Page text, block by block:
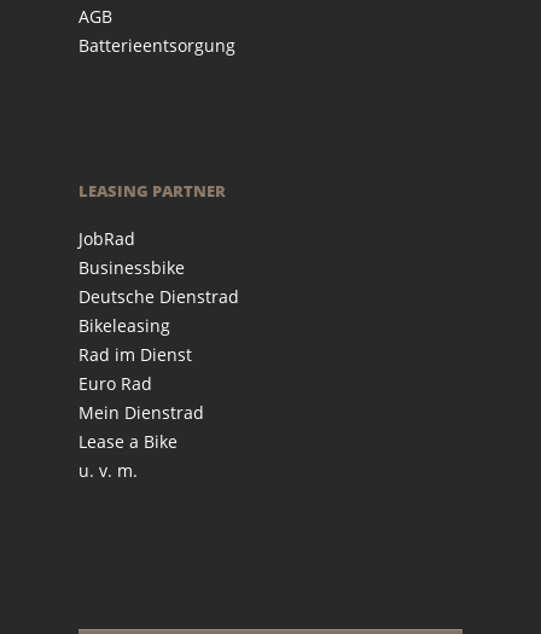
AGB
Batterieentsorgung
LEASING PARTNER
JobRad
Businessbike
Deutsche Dienstrad
Bikeleasing
Rad im Dienst
Euro Rad
Mein Dienstrad
Lease a Bike
u. v. m.